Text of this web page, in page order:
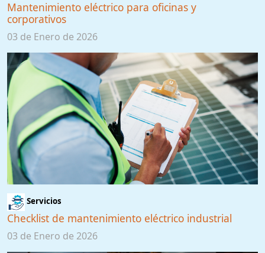
Mantenimiento eléctrico para oficinas y
corporativos
03 de Enero de 2026
Servicios
Checklist de mantenimiento eléctrico industrial
03 de Enero de 2026